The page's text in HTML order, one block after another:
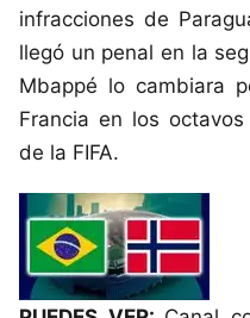
infracciones de
llegó un penal en la
Mbappé lo cambiara
Francia en los
de la FIFA.